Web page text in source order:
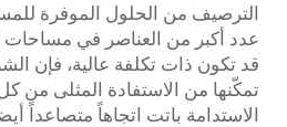
الترصيف من الحلول الموفرة
عدد أكبر من العناصر في مساحات
قد تكون ذات تكلفة عالية، فإن
تمكّنها من الاستفادة المثلى من
الاستدامة باتت اتجاهاً متصاعداً